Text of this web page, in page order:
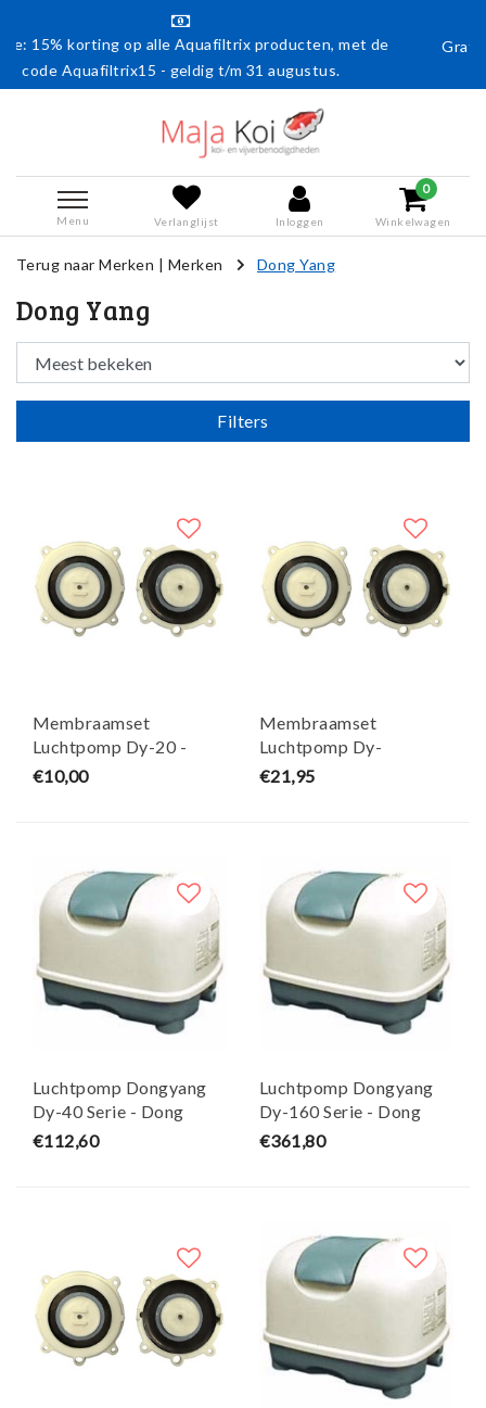
Aquafiltrix producten, met de
t/m 31 augustus.
Gratis verzending vanaf €
Menu Verlanglijst Inloggen
0
Winkelwagen
Terug naar Merken | Merken Dong Yang
Dong Yang
Filters
Membraamset
Luchtpomp Dy-20 -
Dongyang
€10,00
Membraamset
Luchtpomp Dy-
40/60/80 Tot 2008 -
€21,95
Luchtpomp Dongyang
Dy-40 Serie - Dong
Yang
€112,60
Luchtpomp Dongyang
Dy-160 Serie - Dong
Yang
€361,80